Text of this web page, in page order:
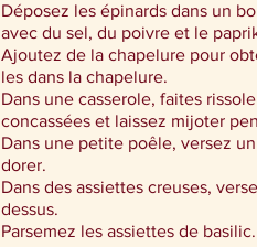
Déposez les épinards dans un
avec du sel, du poivre et le
Ajoutez de la chapelure pour
les dans la chapelure.
Dans une casserole, faites
concassées et laissez mijoter
Dans une petite poêle, versez
dorer.
Dans des assiettes creuses,
dessus.
Parsemez les assiettes de